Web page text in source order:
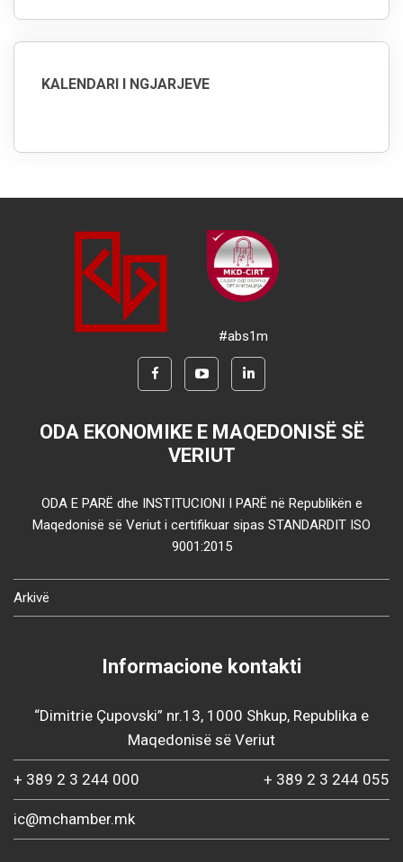
KALENDARI I NGJARJEVE
#abs1m
ODA EKONOMIKE E MAQEDONISË SË
VERIUT
ODA E PARË dhe INSTITUCIONI I PARË në Republikën e
Maqedonisë së Veriut i certifikuar sipas STANDARDIT ISO
9001:2015
Arkivë
Informacione kontakti
“Dimitrie Çupovski” nr.13, 1000 Shkup, Republika e
Maqedonisë së Veriut
+ 389 2 3 244 000 + 389 2 3 244 055
ic@mchamber.mk